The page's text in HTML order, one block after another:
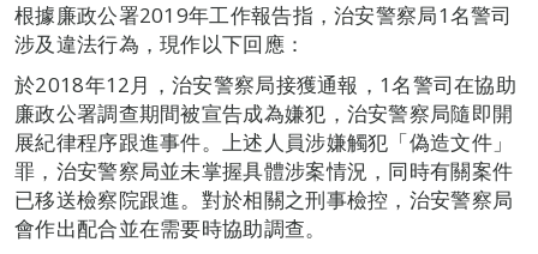
根據廉政公署2019年工作報告指，治安警察局1名警司
涉及違法行為，現作以下回應：
於2018年12月，治安警察局接獲通報，1名警司在協助
廉政公署調查期間被宣告成為嫌犯，治安警察局隨即開
展紀律程序跟進事件。上述人員涉嫌觸犯「偽造文件」
罪，治安警察局並未掌握具體涉案情況，同時有關案件
已移送檢察院跟進。對於相關之刑事檢控，治安警察局
會作出配合並在需要時協助調查。